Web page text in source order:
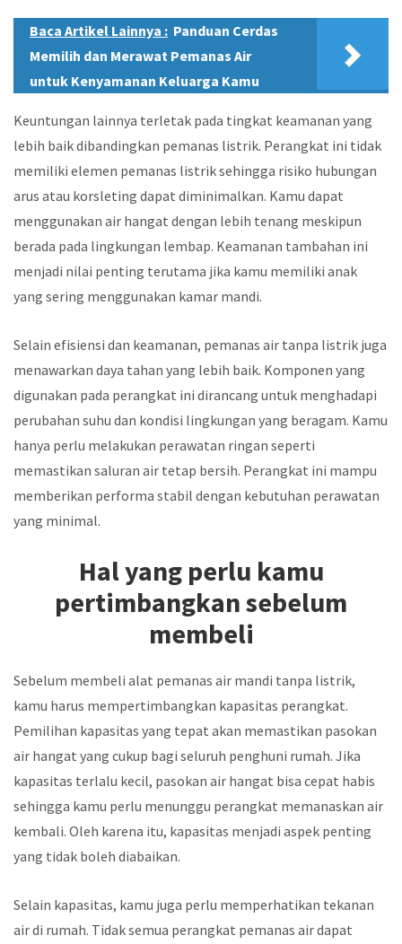
Baca Artikel Lainnya : Panduan Cerdas
Memilih dan Merawat Pemanas Air
untuk Kenyamanan Keluarga Kamu
Keuntungan lainnya terletak pada tingkat keamanan yang
lebih baik dibandingkan pemanas listrik. Perangkat ini tidak
memiliki elemen pemanas listrik sehingga risiko hubungan
arus atau korsleting dapat diminimalkan. Kamu dapat
menggunakan air hangat dengan lebih tenang meskipun
berada pada lingkungan lembap. Keamanan tambahan ini
menjadi nilai penting terutama jika kamu memiliki anak
yang sering menggunakan kamar mandi.
Selain efisiensi dan keamanan, pemanas air tanpa listrik juga
menawarkan daya tahan yang lebih baik. Komponen yang
digunakan pada perangkat ini dirancang untuk menghadapi
perubahan suhu dan kondisi lingkungan yang beragam. Kamu
hanya perlu melakukan perawatan ringan seperti
memastikan saluran air tetap bersih. Perangkat ini mampu
memberikan performa stabil dengan kebutuhan perawatan
yang minimal.
Hal yang perlu kamu
pertimbangkan sebelum
membeli
Sebelum membeli alat pemanas air mandi tanpa listrik,
kamu harus mempertimbangkan kapasitas perangkat.
Pemilihan kapasitas yang tepat akan memastikan pasokan
air hangat yang cukup bagi seluruh penghuni rumah. Jika
kapasitas terlalu kecil, pasokan air hangat bisa cepat habis
sehingga kamu perlu menunggu perangkat memanaskan air
kembali. Oleh karena itu, kapasitas menjadi aspek penting
yang tidak boleh diabaikan.
Selain kapasitas, kamu juga perlu memperhatikan tekanan
air di rumah. Tidak semua perangkat pemanas air dapat